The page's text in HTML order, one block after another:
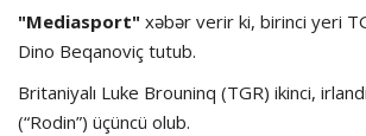
"Mediasport" xəbər verir ki, birinci yeri
Dino Beqanoviç tutub.
Britaniyalı Luke Brouninq (TGR) ikinci,
(“Rodin”) üçüncü olub.